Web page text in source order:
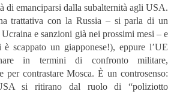
di emanciparsi dalla subalternità agli USA.
trattativa con la Russia – si parla di un
e sanzioni già nei prossimi mesi – e
scappato un giapponese!), eppure l’UE
in termini di confronto militare,
per contrastare Mosca. È un controsenso:
si ritirano dal ruolo di “poliziotto